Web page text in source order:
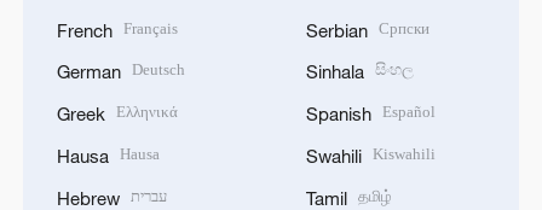
French Français
German Deutsch
Greek Ελληνικά
Hausa Hausa
Hebrew עברית
Serbian Српски
Sinhala සිංහල
Spanish Español
Swahili Kiswahili
Tamil தமிழ்